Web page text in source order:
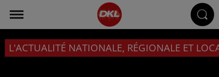
L'ACTUALITÉ NATIONALE, RÉGIONALE ET